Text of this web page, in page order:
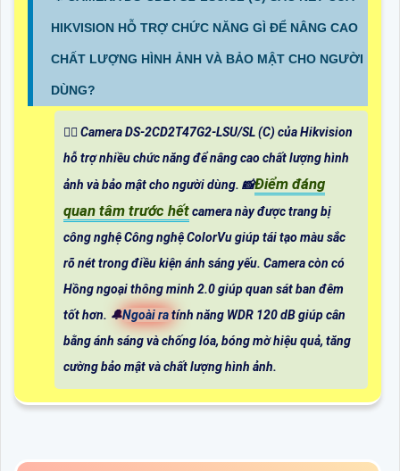
HIKVISION HỖ TRỢ CHỨC NĂNG GÌ ĐỂ NÂNG CAO
CHẤT LƯỢNG HÌNH ẢNH VÀ BẢO MẬT CHO NGƯỜI
DÙNG?
🙆‍♀️ Camera DS-2CD2T47G2-LSU/SL (C) của Hikvision
hỗ trợ nhiều chức năng để nâng cao chất lượng hình
ảnh và bảo mật cho người dùng. 📸Điểm đáng
quan tâm trước hếtcamera này được trang bị
công nghệ Công nghệ ColorVu giúp tái tạo màu sắc
rõ nét trong điều kiện ánh sáng yếu. Camera còn có
Hồng ngoại thông minh 2.0 giúp quan sát ban đêm
tốt hơn. 🔔Ngoài ratính năng WDR 120 dB giúp cân
bằng ánh sáng và chống lóa, bóng mờ hiệu quả, tăng
cường bảo mật và chất lượng hình ảnh.